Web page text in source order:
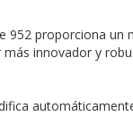
952 proporciona
innovador y